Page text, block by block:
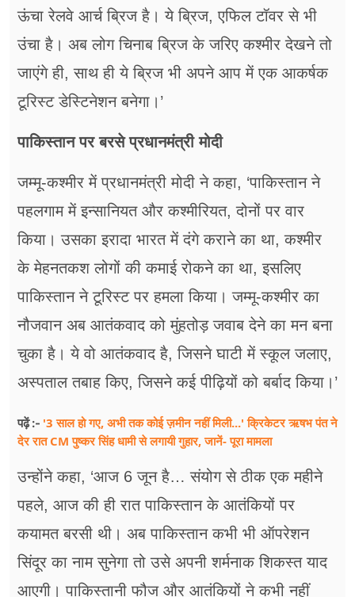
ऊंचा रेलवे आर्च ब्रिज है। ये ब्रिज, एफिल टॉवर से भी
उंचा है। अब लोग चिनाब ब्रिज के जरिए कश्मीर देखने तो
जाएंगे ही, साथ ही ये ब्रिज भी अपने आप में एक आकर्षक
टूरिस्ट डेस्टिनेशन बनेगा।’
पाकिस्तान पर बरसे प्रधानमंत्री मोदी
जम्मू-कश्मीर में प्रधानमंत्री मोदी ने कहा, ‘पाकिस्तान ने
पहलगाम में इन्सानियत और कश्मीरियत, दोनों पर वार
किया। उसका इरादा भारत में दंगे कराने का था, कश्मीर
के मेहनतकश लोगों की कमाई रोकने का था, इसलिए
पाकिस्तान ने टूरिस्ट पर हमला किया। जम्मू-कश्मीर का
नौजवान अब आतंकवाद को मुंहतोड़ जवाब देने का मन बना
चुका है। ये वो आतंकवाद है, जिसने घाटी में स्कूल जलाए,
अस्पताल तबाह किए, जिसने कई पीढ़ियों को बर्बाद किया।’
पढ़ें :- '3 साल हो गए, अभी तक कोई ज़मीन नहीं मिली...' क्रिकेटर ऋषभ पंत ने
देर रात CM पुष्कर सिंह धामी से लगायी गुहार, जानें- पूरा मामला
उन्होंने कहा, ‘आज 6 जून है… संयोग से ठीक एक महीने
पहले, आज की ही रात पाकिस्तान के आतंकियों पर
कयामत बरसी थी। अब पाकिस्तान कभी भी ऑपरेशन
सिंदूर का नाम सुनेगा तो उसे अपनी शर्मनाक शिकस्त याद
आएगी। पाकिस्तानी फौज और आतंकियों ने कभी नहीं